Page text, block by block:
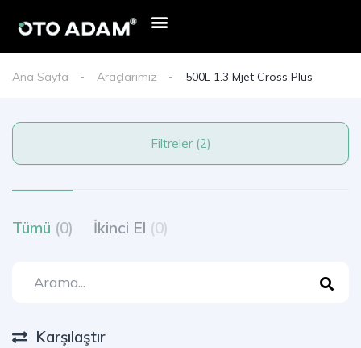
Ana Sayfa Araçlarımız 500L 1.3 Mjet Cross Plus
Filtreler (2)
Tümü (0) İkinci El (0)
Karşılaştır